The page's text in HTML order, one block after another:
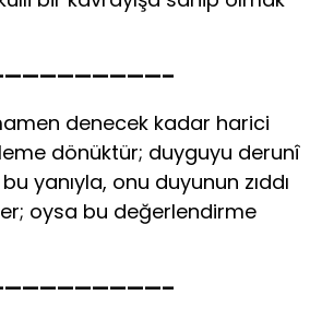
denecek kadar harici
dönüktür; duyguyu derunî
yanıyla, onu duyunun zıddı
oysa bu değerlendirme